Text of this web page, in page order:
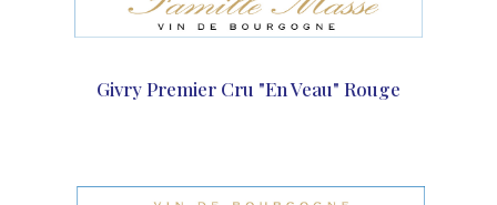
Givry Premier Cru "En Veau" Rouge